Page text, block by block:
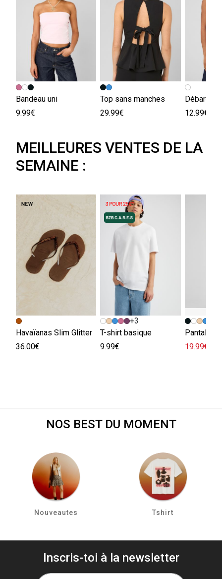
Bandeau uni
9.99€
Top sans manches
29.99€
12.99€
MEILLEURES VENTES DE LA
SEMAINE :
Havaïanas Slim Glitter
36.00€
+3
T-shirt basique
9.99€
19.99€
NOS BEST DU MOMENT
Nouveautes Tshirt
Inscris-toi à la newsletter